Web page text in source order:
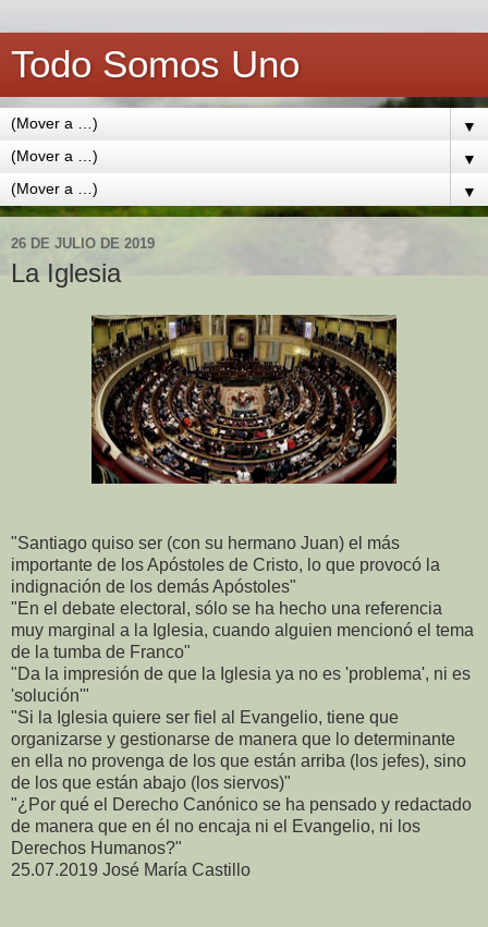
Todo Somos Uno
▼
▼
▼
26 DE JULIO DE 2019
La Iglesia
"Santiago quiso ser (con su hermano Juan) el más
importante de los Apóstoles de Cristo, lo que provocó la
indignación de los demás Apóstoles"
"En el debate electoral, sólo se ha hecho una referencia
muy marginal a la Iglesia, cuando alguien mencionó el tema
de la tumba de Franco"
"Da la impresión de que la Iglesia ya no es 'problema', ni es
'solución'"
"Si la Iglesia quiere ser fiel al Evangelio, tiene que
organizarse y gestionarse de manera que lo determinante
en ella no provenga de los que están arriba (los jefes), sino
de los que están abajo (los siervos)"
"¿Por qué el Derecho Canónico se ha pensado y redactado
de manera que en él no encaja ni el Evangelio, ni los
Derechos Humanos?"
25.07.2019 José María Castillo